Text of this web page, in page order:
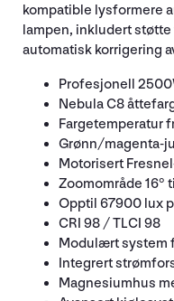
kompatible lysformere
lampen, inkludert
automatisk korrigering
Profesjonell
Nebula C8
Fargetemperatur
Grønn/magenta-
Motorisert
Zoomområde 16°
Opptil 67900 lux
CRI 98 / TLCI 98
Modulært system
Integrert
Magnesiumhus